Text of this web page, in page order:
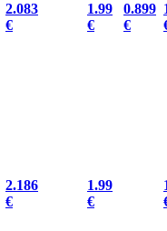
2.083
€
1.99
€
0.899
€
2.186
€
1.99
€